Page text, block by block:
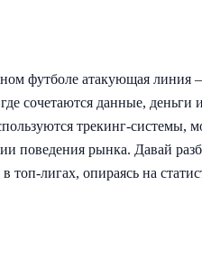
футболе атакующая линия
сочетаются данные,
поведения рынка. Давай
топ-лигах, опираясь на